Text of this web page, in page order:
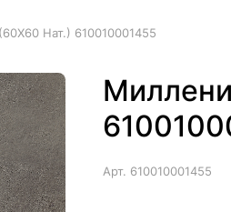
Нат.) 610010001455
Арт. 610010001455